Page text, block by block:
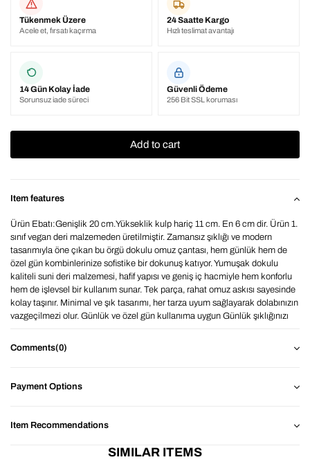
Tükenmek Üzere
Acele et, fırsatı kaçırma
24 Saatte Kargo
Hızlı teslimat avantajı
14 Gün Kolay İade
Sorunsuz iade süreci
Güvenli Ödeme
256 Bit SSL koruması
Item features
Ürün Ebatı:Genişlik 20 cm.Yükseklik kulp hariç 11 cm. En 6 cm dir. Ürün 1.
sınıf vegan deri malzemeden üretilmiştir. Zamansız şıklığı ve modern
tasarımıyla öne çıkan bu örgü dokulu omuz çantası, hem günlük hem de
özel gün kombinlerinize sofistike bir dokunuş katıyor. Yumuşak dokulu
kaliteli suni deri malzemesi, hafif yapısı ve geniş iç hacmiyle hem konforlu
hem de işlevsel bir kullanım sunar. Tek parça, rahat omuz askısı sayesinde
kolay taşınır. Minimal ve şık tasarımı, her tarza uyum sağlayarak dolabınızın
vazgeçilmezi olur. Günlük ve özel gün kullanıma uygun Günlük şıklığınızı
BAHELS ile detaylarda şıklığı yakalayın.Renklerde monitör ve ekran
Comments(0)
Payment Options
Item Recommendations
SIMILAR ITEMS